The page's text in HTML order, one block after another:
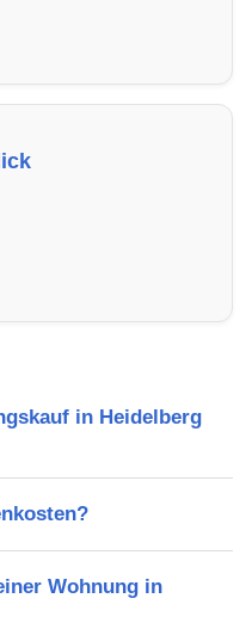
– modern,
in Heidelberg:
Schulen,
in Heidelberg
Wohnung in